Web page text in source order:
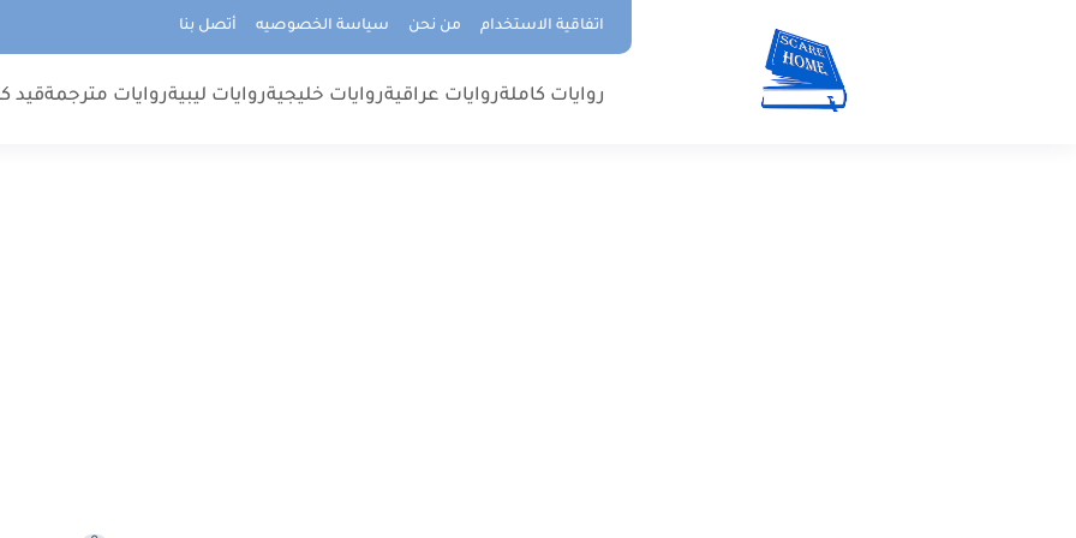
اتفاقية الاستخدام من نحن سياسة الخصوصيه أتصل بنا
روايات كاملةروايات عراقيةروايات خليجيةروايات ليبيةروايات مترجمةقيد